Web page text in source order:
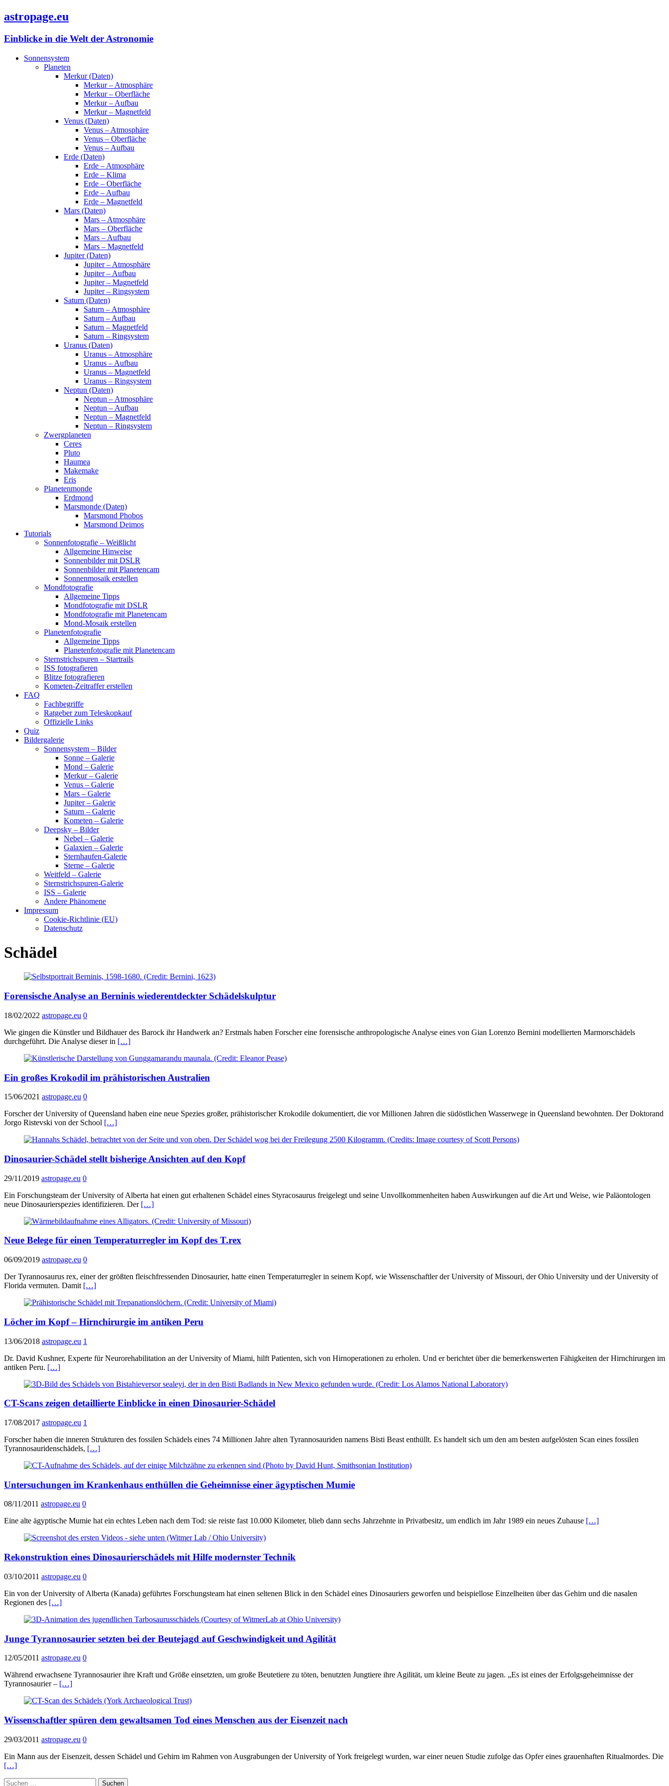
astropage.eu
Einblicke in die Welt der Astronomie
Sonnensystem
Planeten
Merkur (Daten)
Merkur – Atmosphäre
Merkur – Oberfläche
Merkur – Aufbau
Merkur – Magnetfeld
Venus (Daten)
Venus – Atmosphäre
Venus – Oberfläche
Venus – Aufbau
Erde (Daten)
Erde – Atmosphäre
Erde – Klima
Erde – Oberfläche
Erde – Aufbau
Erde – Magnetfeld
Mars (Daten)
Mars – Atmosphäre
Mars – Oberfläche
Mars – Aufbau
Mars – Magnetfeld
Jupiter (Daten)
Jupiter – Atmosphäre
Jupiter – Aufbau
Jupiter – Magnetfeld
Jupiter – Ringsystem
Saturn (Daten)
Saturn – Atmosphäre
Saturn – Aufbau
Saturn – Magnetfeld
Saturn – Ringsystem
Uranus (Daten)
Uranus – Atmosphäre
Uranus – Aufbau
Uranus – Magnetfeld
Uranus – Ringsystem
Neptun (Daten)
Neptun – Atmosphäre
Neptun – Aufbau
Neptun – Magnetfeld
Neptun – Ringsystem
Zwergplaneten
Ceres
Pluto
Haumea
Makemake
Eris
Planetenmonde
Erdmond
Marsmonde (Daten)
Marsmond Phobos
Marsmond Deimos
Tutorials
Sonnenfotografie – Weißlicht
Allgemeine Hinweise
Sonnenbilder mit DSLR
Sonnenbilder mit Planetencam
Sonnenmosaik erstellen
Mondfotografie
Allgemeine Tipps
Mondfotografie mit DSLR
Mondfotografie mit Planetencam
Mond-Mosaik erstellen
Planetenfotografie
Allgemeine Tipps
Planetenfotografie mit Planetencam
Sternstrichspuren – Startrails
ISS fotografieren
Blitze fotografieren
Kometen-Zeitraffer erstellen
FAQ
Fachbegriffe
Ratgeber zum Teleskopkauf
Offizielle Links
Quiz
Bildergalerie
Sonnensystem – Bilder
Sonne – Galerie
Mond – Galerie
Merkur – Galerie
Venus – Galerie
Mars – Galerie
Jupiter – Galerie
Saturn – Galerie
Kometen – Galerie
Deepsky – Bilder
Nebel – Galerie
Galaxien – Galerie
Sternhaufen-Galerie
Sterne – Galerie
Weitfeld – Galerie
Sternstrichspuren-Galerie
ISS – Galerie
Andere Phänomene
Impressum
Cookie-Richtlinie (EU)
Datenschutz
Schädel
Forensische Analyse an Berninis wiederentdeckter Schädelskulptur
18/02/2022 astropage.eu 0
Wie gingen die Künstler und Bildhauer des Barock ihr Handwerk an? Erstmals haben Forscher eine forensische anthropologische Analyse eines von Gian Lorenzo Bernini modellierten Marmorschädels
durchgeführt. Die Analyse dieser in […]
Ein großes Krokodil im prähistorischen Australien
15/06/2021 astropage.eu 0
Forscher der University of Queensland haben eine neue Spezies großer, prähistorischer Krokodile dokumentiert, die vor Millionen Jahren die südöstlichen Wasserwege in Queensland bewohnten. Der Doktorand
Jorgo Ristevski von der School […]
Dinosaurier-Schädel stellt bisherige Ansichten auf den Kopf
29/11/2019 astropage.eu 0
Ein Forschungsteam der University of Alberta hat einen gut erhaltenen Schädel eines Styracosaurus freigelegt und seine Unvollkommenheiten haben Auswirkungen auf die Art und Weise, wie Paläontologen
neue Dinosaurierspezies identifizieren. Der […]
Neue Belege für einen Temperaturregler im Kopf des T.rex
06/09/2019 astropage.eu 0
Der Tyrannosaurus rex, einer der größten fleischfressenden Dinosaurier, hatte einen Temperaturregler in seinem Kopf, wie Wissenschaftler der University of Missouri, der Ohio University und der University of
Florida vermuten. Damit […]
Löcher im Kopf – Hirnchirurgie im antiken Peru
13/06/2018 astropage.eu 1
Dr. David Kushner, Experte für Neurorehabilitation an der University of Miami, hilft Patienten, sich von Hirnoperationen zu erholen. Und er berichtet über die bemerkenswerten Fähigkeiten der Hirnchirurgen im
antiken Peru. […]
CT-Scans zeigen detaillierte Einblicke in einen Dinosaurier-Schädel
17/08/2017 astropage.eu 1
Forscher haben die inneren Strukturen des fossilen Schädels eines 74 Millionen Jahre alten Tyrannosauriden namens Bisti Beast enthüllt. Es handelt sich um den am besten aufgelösten Scan eines fossilen
Tyrannosauridenschädels, […]
Untersuchungen im Krankenhaus enthüllen die Geheimnisse einer ägyptischen Mumie
08/11/2011 astropage.eu 0
Eine alte ägyptische Mumie hat ein echtes Leben nach dem Tod: sie reiste fast 10.000 Kilometer, blieb dann sechs Jahrzehnte in Privatbesitz, um endlich im Jahr 1989 ein neues Zuhause […]
Rekonstruktion eines Dinosaurierschädels mit Hilfe modernster Technik
03/10/2011 astropage.eu 0
Ein von der University of Alberta (Kanada) geführtes Forschungsteam hat einen seltenen Blick in den Schädel eines Dinosauriers geworfen und beispiellose Einzelheiten über das Gehirn und die nasalen
Regionen des […]
Junge Tyrannosaurier setzten bei der Beutejagd auf Geschwindigkeit und Agilität
12/05/2011 astropage.eu 0
Während erwachsene Tyrannosaurier ihre Kraft und Größe einsetzten, um große Beutetiere zu töten, benutzten Jungtiere ihre Agilität, um kleine Beute zu jagen. „Es ist eines der Erfolgsgeheimnisse der
Tyrannosaurier – […]
Wissenschaftler spüren dem gewaltsamen Tod eines Menschen aus der Eisenzeit nach
29/03/2011 astropage.eu 0
Ein Mann aus der Eisenzeit, dessen Schädel und Gehirn im Rahmen von Ausgrabungen der University of York freigelegt wurden, war einer neuen Studie zufolge das Opfer eines grauenhaften Ritualmordes. Die
[…]
Suchen